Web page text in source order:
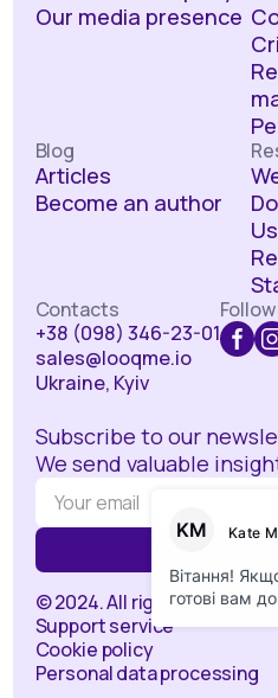
Our media presence
Blog
Articles
Become an author
Contacts
+38 (098) 346-23-01
sales@looqme.io
Ukraine, Kyiv
Subscribe to our
We send valuable
© 2024. All rights reserved.
Support service
Cookie policy
Personal data processing